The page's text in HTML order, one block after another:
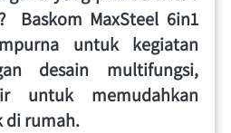
Baskom MaxSteel 6in1
untuk kegiatan
desain multifungsi,
untuk memudahkan
di rumah.